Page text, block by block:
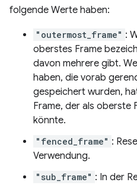
folgende Werte haben:
"outermost_frame" :
oberstes Frame
davon mehrere gibt.
haben, die vorab
gespeichert wurden,
Frame, der als oberste
könnte.
"fenced_frame" :
Verwendung.
"sub_frame" : In der